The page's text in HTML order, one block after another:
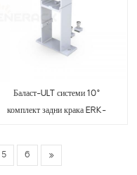
Баласт-ULT системи 10°
комплект задни крака ERK-
5 6